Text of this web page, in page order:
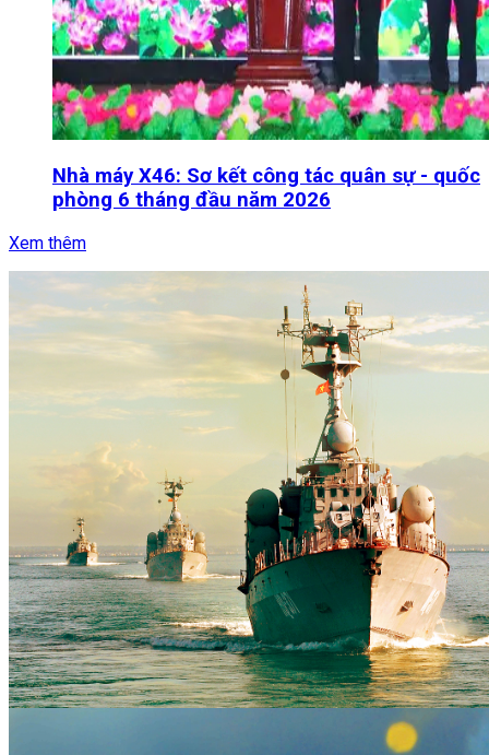
Nhà máy X46: Sơ kết công tác quân sự - quốc
phòng 6 tháng đầu năm 2026
Xem thêm